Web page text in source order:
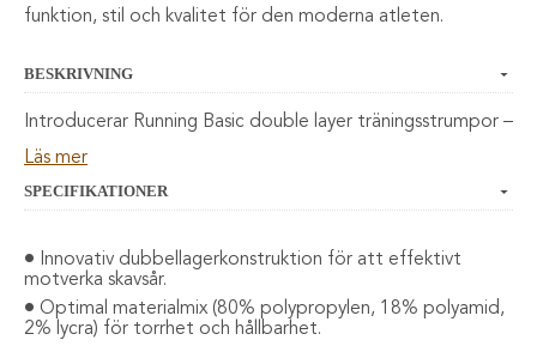
funktion, stil och kvalitet för den moderna atleten.
BESKRIVNING
Introducerar Running Basic double layer träningsstrumpor –
din ultimata följeslagare för att möta krävande fysiska
träningsstrumpa är särskilt framtagen för att motverka
kombinerat med en materialmix bestående av 80%
polypropylen, 18% polyamid och 2% lycra, vilket ger en
överlägsen känsla och hållbarhet.
Läs mer
SPECIFIKATIONER
Innovativ dubbellagerkonstruktion för att effektivt
motverka skavsår.
Optimal materialmix (80% polypropylen, 18% polyamid,
2% lycra) för torrhet och hållbarhet.